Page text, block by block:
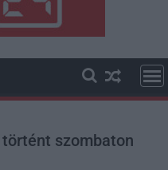
szombaton